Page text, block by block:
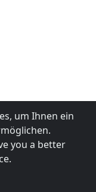
um Ihnen ein
you a better